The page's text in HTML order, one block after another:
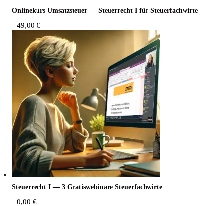
Online­kurs Umsatz­steu­er — Steu­er­recht I für Steuerfachwirte
49,00 €
Steu­er­recht I — 3 Gra­tis­web­i­na­re Steuerfachwirte
0,00 €